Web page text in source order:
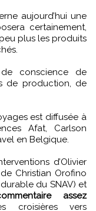
aujourd’hui une
certainement,
plus les produits
conscience de
de production, de
est diffusée à
Afat, Carlson
en Belgique.
d’Olivier
Christian Orofino
du SNAV) et
assez
vers